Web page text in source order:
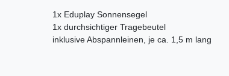
1x Eduplay Sonnensegel
1x durchsichtiger Tragebeutel
inklusive Abspannleinen, je ca. 1,5 m lang